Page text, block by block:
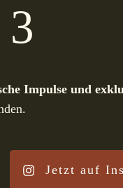
Impulse und
Jetzt auf